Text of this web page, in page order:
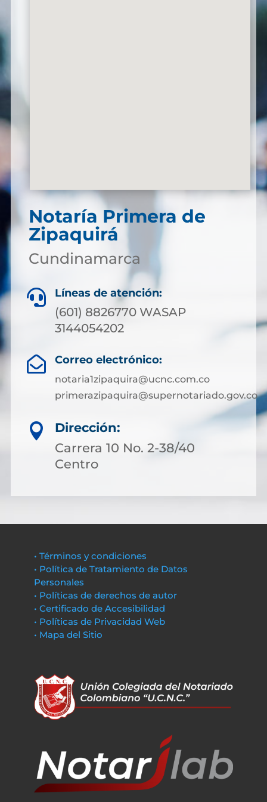
Notaría Primera de
Zipaquirá
Cundinamarca
 Líneas de atención:
(601) 8826770 WASAP
3144054202
 Correo electrónico:
notaria1zipaquira@ucnc.com.co
primerazipaquira@supernotariado.gov.co

Dirección:
Carrera 10 No. 2-38/40
Centro
• Términos y condiciones
• Política de Tratamiento de Datos
Personales
• Políticas de derechos de autor
• Certificado de Accesibilidad
• Políticas de Privacidad Web
• Mapa del Sitio